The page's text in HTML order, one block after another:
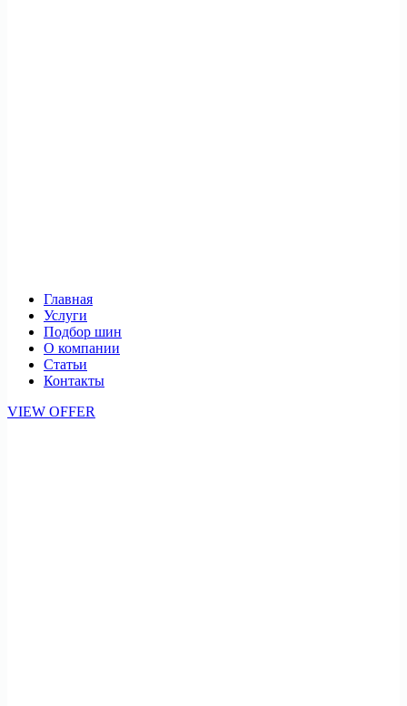
Главная
Услуги
Подбор шин
О компании
Статьи
Контакты
VIEW OFFER